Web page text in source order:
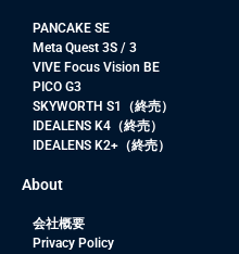
PANCAKE SE
Meta Quest 3S / 3
VIVE Focus Vision BE
PICO G3
SKYWORTH S1（終売）
IDEALENS K4（終売）
IDEALENS K2+（終売）
About
会社概要
Privacy Policy